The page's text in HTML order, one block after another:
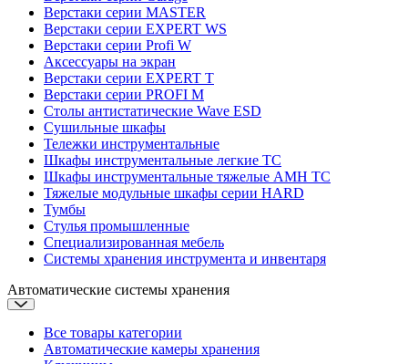
Верстаки серии MASTER
Верстаки серии EXPERT WS
Верстаки серии Profi W
Аксессуары на экран
Верстаки серии EXPERT T
Верстаки серии PROFI M
Столы антистатические Wave ESD
Cушильные шкафы
Тележки инструментальные
Шкафы инструментальные легкие ТС
Шкафы инструментальные тяжелые AMH TC
Тяжелые модульные шкафы серии HARD
Тумбы
Стулья промышленные
Cпециализированная мебель
Системы хранения инструмента и инвентаря
Автоматические системы хранения
Все товары категории
Автоматические камеры хранения